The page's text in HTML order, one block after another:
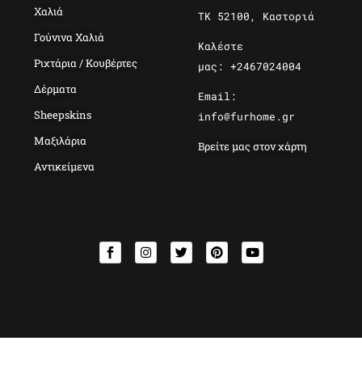
Χαλιά
Γούνινα Χαλιά
Ριχτάρια / Κουβέρτες
Δέρματα
Sheepskins
Μαξιλάρια
Αντικείμενα
ΤΚ 52100, Καστοριά
Καλέστε
μας: +2467024004
Email:
info@furhome.gr
Βρείτε μας στον χάρτη